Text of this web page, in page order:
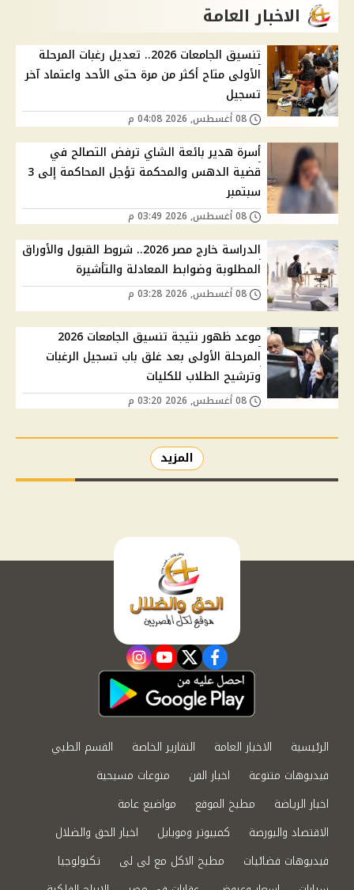
الاخبار العامة
تنسيق الجامعات 2026.. تعديل رغبات المرحلة
الأولى متاح أكثر من مرة حتى الأحد واعتماد آخر
تسجيل
أسرة هدير بائعة الشاي ترفض التصالح في
قضية الدهس والمحكمة تؤجل المحاكمة إلى 3
سبتمبر
الدراسة خارج مصر 2026.. شروط القبول والأوراق
المطلوبة وضوابط المعادلة والتأشيرة
موعد ظهور نتيجة تنسيق الجامعات 2026
المرحلة الأولى بعد غلق باب تسجيل الرغبات
وترشيح الطلاب للكليات
المزيد
facebook
twitter
youtube
instagram
الرئيسية الاخبار العامة التقارير الخاصة
القسم الطبي
فيديوهات متنوعة
اخبار الفن
منوعات مسيحية
اخبار الرياضة
مطبخ الموقع
مواضيع عامة
الاقتصاد والبورصة
كمبيوتر وموبايل
اخبار الحق والضلال
فيديوهات فضائيات
مطبخ الاكل مع لى لى
تكنولوجيا